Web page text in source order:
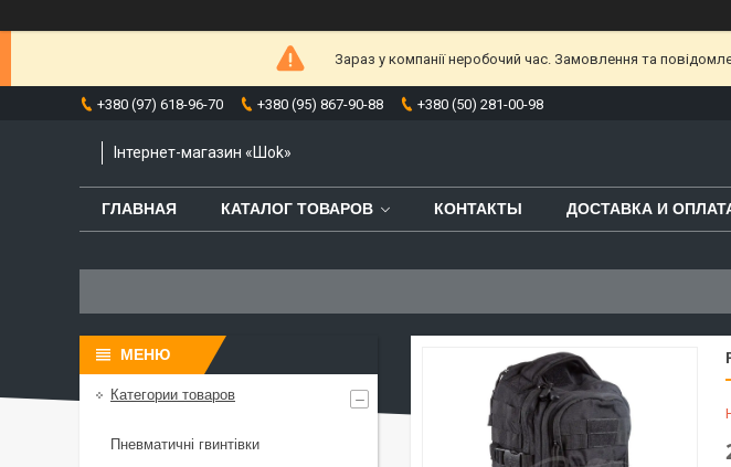
Зараз у компанії неробочий час. Замовлення та
+380 (97) 618-96-70 +380 (95) 867-90-88 +380 (50) 281-00-98
Інтернет-магазин «Шоk»
ГЛАВНАЯ КАТАЛОГ ТОВАРОВ КОНТАКТЫ ДОСТАВКА И
Категории товаров
Пневматичні гвинтівки